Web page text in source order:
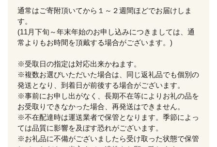
通常はご寄附頂いてから１～２週間ほどでお届けしま
す。
(11月下旬～年末年始のお申し込みにつきましては、通
常よりもお時間を頂戴する場合がございます。)
※受取日の指定は対応出来かねます。
※複数お選びいただいた場合は、同じ返礼品でも個別の
発送となり、到着日が前後する場合がございます。
※事前にお申し出がなく、長期不在等によりお礼の品を
お受取りできなかった場合、再発送はできません。
※不在配達時は運送業者で保管となります。季節によっ
ては品質に影響を及ぼす恐れがございます。
※お礼品に不備がございましたら受け取った状態で保管